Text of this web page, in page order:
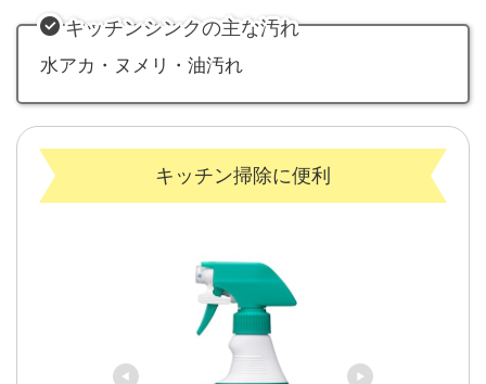
キッチンシンクの主な汚れ
水アカ・ヌメリ・油汚れ
キッチン掃除に便利